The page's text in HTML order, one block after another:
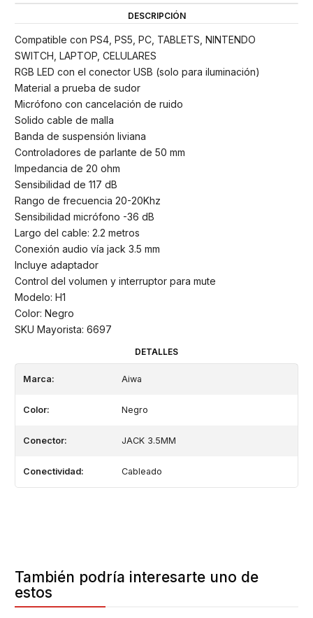
DESCRIPCIÓN
Compatible con PS4, PS5, PC, TABLETS, NINTENDO
SWITCH, LAPTOP, CELULARES
RGB LED con el conector USB (solo para iluminación)
Material a prueba de sudor
Micrófono con cancelación de ruido
Solido cable de malla
Banda de suspensión liviana
Controladores de parlante de 50 mm
Impedancia de 20 ohm
Sensibilidad de 117 dB
Rango de frecuencia 20-20Khz
Sensibilidad micrófono -36 dB
Largo del cable: 2.2 metros
Conexión audio vía jack 3.5 mm
Incluye adaptador
Control del volumen y interruptor para mute
Modelo: H1
Color: Negro
SKU Mayorista: 6697
DETALLES
Marca: Aiwa
Color: Negro
Conector: JACK 3.5MM
Conectividad: Cableado
También podría interesarte uno de
estos